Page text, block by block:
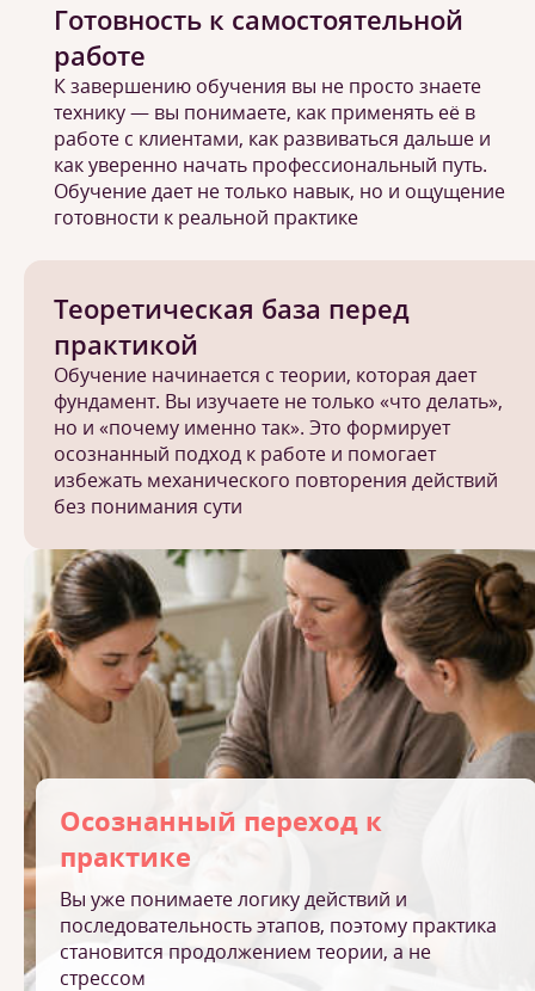
Теоретическая база перед
практикой
Обучение начинается с теории, которая дает
фундамент. Вы изучаете не только «что делать»,
но и «почему именно так». Это формирует
осознанный подход к работе и помогает
избежать механического повторения действий
без понимания сути
Осознанный переход к
практике
Вы уже понимаете логику действий и
последовательность этапов, поэтому практика
становится продолжением теории, а не
стрессом
Готовность к самостоятельной
работе
К завершению обучения вы не просто знаете
технику — вы понимаете, как применять её в
работе с клиентами, как развиваться дальше и
как уверенно начать профессиональный путь.
Обучение дает не только навык, но и ощущение
готовности к реальной практике